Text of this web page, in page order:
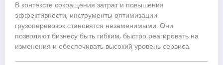
В контексте сокращения затрат и повышения
эффективности, инструменты оптимизации
грузоперевозок становятся незаменимыми. Они
позволяют бизнесу быть гибким, быстро реагировать на
изменения и обеспечивать высокий уровень сервиса.